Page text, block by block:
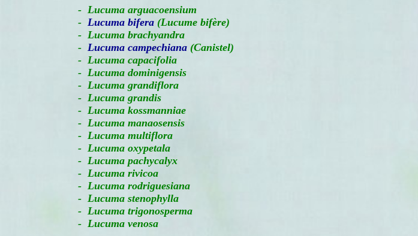
- Lucuma arguacoensium
- Lucuma bifera (Lucume bifère)
- Lucuma brachyandra
- Lucuma campechiana (Canistel)
- Lucuma capacifolia
- Lucuma dominigensis
- Lucuma grandiflora
- Lucuma grandis
- Lucuma kossmanniae
- Lucuma manaosensis
- Lucuma multiflora
- Lucuma oxypetala
- Lucuma pachycalyx
- Lucuma rivicoa
- Lucuma rodriguesiana
- Lucuma stenophylla
- Lucuma trigonosperma
- Lucuma venosa